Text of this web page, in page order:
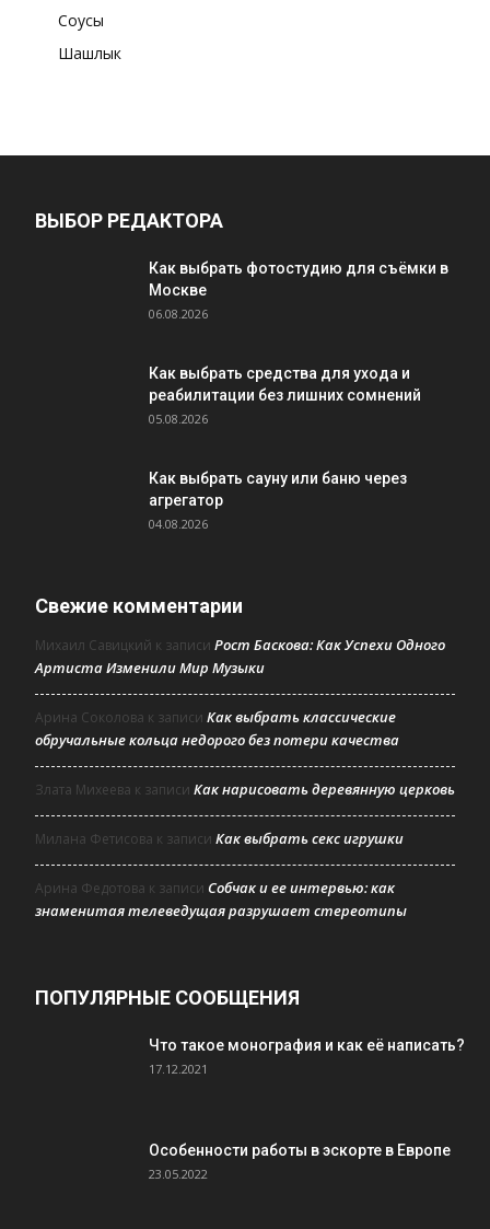
Соусы
Шашлык
ВЫБОР РЕДАКТОРА
Как выбрать фотостудию для съёмки в
Москве
06.08.2026
Как выбрать средства для ухода и
реабилитации без лишних сомнений
05.08.2026
Как выбрать сауну или баню через
агрегатор
04.08.2026
Свежие комментарии
Михаил Савицкий к записи Рост Баскова: Как Успехи Одного
Артиста Изменили Мир Музыки
Арина Соколова к записи Как выбрать классические
обручальные кольца недорого без потери качества
Злата Михеева к записи Как нарисовать деревянную церковь
Милана Фетисова к записи Как выбрать секс игрушки
Арина Федотова к записи Собчак и ее интервью: как
знаменитая телеведущая разрушает стереотипы
ПОПУЛЯРНЫЕ СООБЩЕНИЯ
Что такое монография и как её написать?
17.12.2021
Особенности работы в эскорте в Европе
23.05.2022